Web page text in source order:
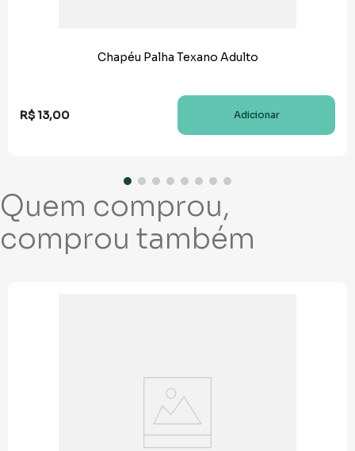
Chapéu Palha Texano Adulto
R$13,00 Adicionar
Quem comprou,
comprou também